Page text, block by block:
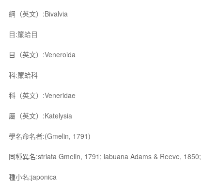
綱（英文）:Bivalvia
目:簾蛤目
目（英文）:Veneroida
科:簾蛤科
科（英文）:Veneridae
屬（英文）:Katelysia
學名命名者:(Gmelin, 1791)
同種異名:striata Gmelin, 1791; labuana Adams & Reeve, 1850;
種小名:japonica